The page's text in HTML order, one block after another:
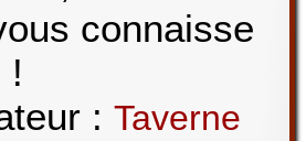
connaisse
!
: Taverne